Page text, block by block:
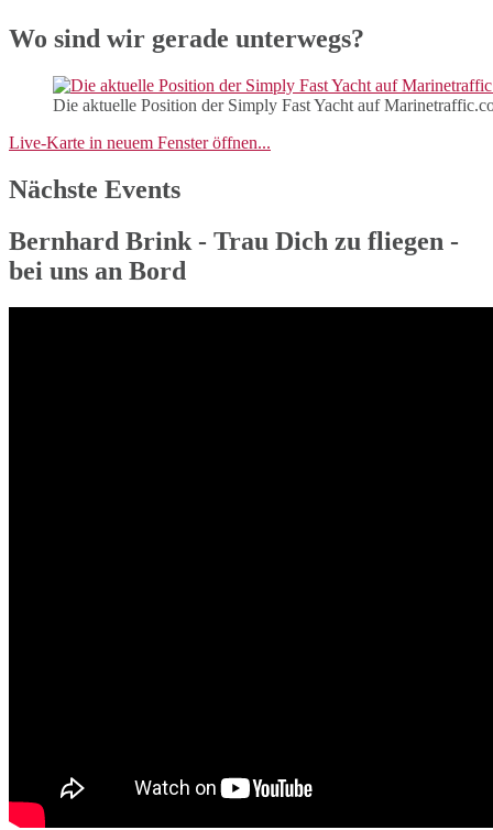
Wo sind wir gerade unterwegs?
Die aktuelle Position der Simply Fast Yacht auf
Live-Karte in neuem Fenster öffnen...
Nächste Events
Bernhard Brink - Trau Dich zu fliegen -
bei uns an Bord